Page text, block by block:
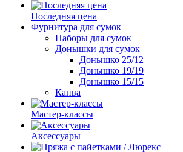
Последняя цена
Фурнитура для сумок
Наборы для сумок
Донышки для сумок
Донышко 25/12
Донышко 19/19
Донышко 15/15
Канва
Мастер-классы
Аксессуары